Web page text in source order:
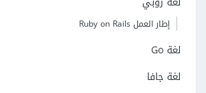
إطار العمل Ruby on Rails
لغة Go
لغة جافا